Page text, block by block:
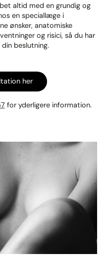
altid med en grundig og
en speciallæge i
ønsker, anatomiske
og risici, så du har
beslutning.
her
for yderligere information.